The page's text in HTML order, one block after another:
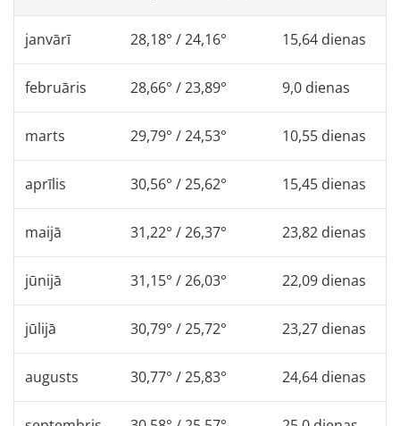
janvārī 28,18° / 24,16° 15,64 dienas
februāris 28,66° / 23,89° 9,0 dienas
marts 29,79° / 24,53° 10,55 dienas
aprīlis 30,56° / 25,62° 15,45 dienas
maijā 31,22° / 26,37° 23,82 dienas
jūnijā 31,15° / 26,03° 22,09 dienas
jūlijā 30,79° / 25,72° 23,27 dienas
augusts 30,77° / 25,83° 24,64 dienas